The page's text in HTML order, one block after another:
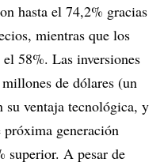
hasta el 74,2% gracias
mientras que los
58%. Las inversiones
de dólares (un
su ventaja tecnológica, y
próxima generación
superior. A pesar de